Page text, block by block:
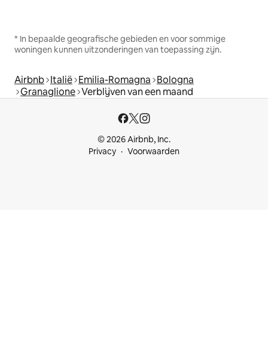
* In bepaalde geografische gebieden en voor sommige
woningen kunnen uitzonderingen van toepassing zijn.
Airbnb Italië Emilia-Romagna Bologna
Granaglione Verblijven van een maand
© 2026 Airbnb, Inc.
Privacy
Voorwaarden